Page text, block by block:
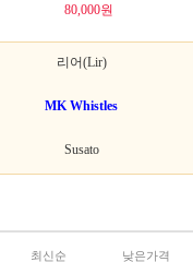
80,000원
리어(Lir)
MK Whistles
Susato
최신순 낮은가격